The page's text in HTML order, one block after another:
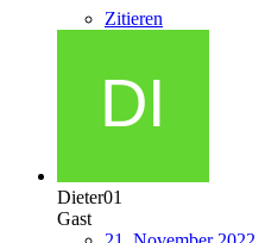
Zitieren
Dieter01
Gast